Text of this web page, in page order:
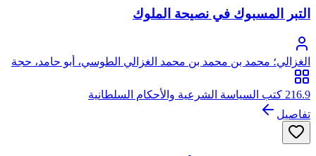
التبر المسبوك في نصيحة الملوك
الغزالي؛ محمد بن محمد بن محمد الغزالي الطوسي، أبو حامد، حجة
الإسلام
216.9 كتب السياسة الشرعية والأحكام السلطانية
تفاصيل